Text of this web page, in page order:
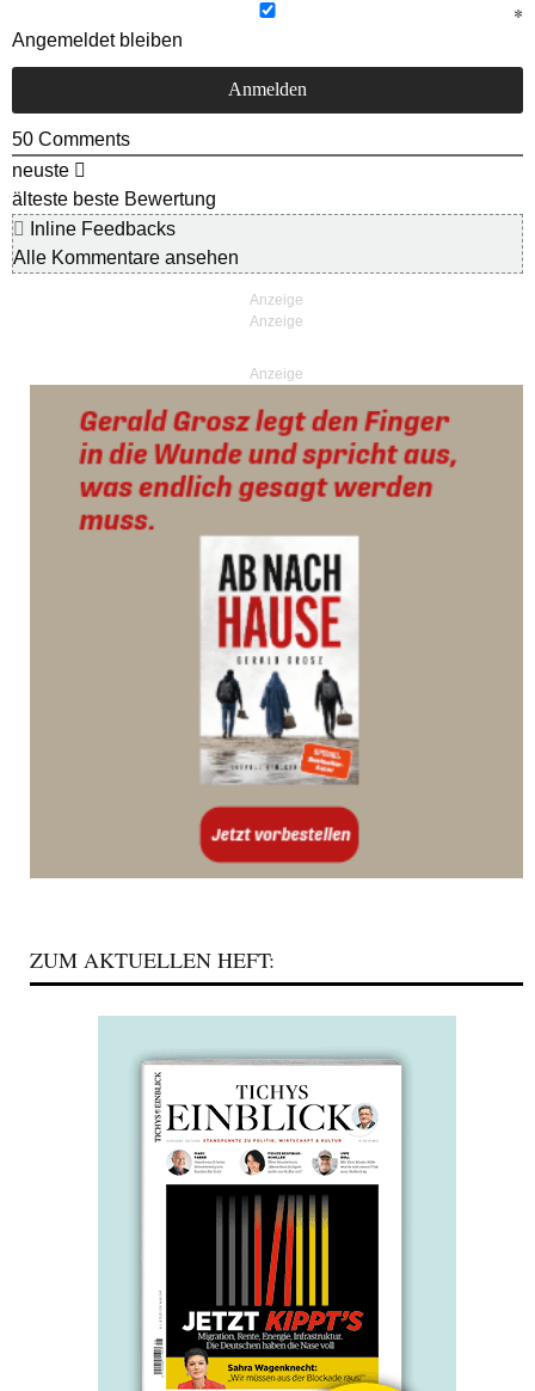
Angemeldet bleiben
50 Comments
neuste
älteste beste Bewertung
Inline Feedbacks
Alle Kommentare ansehen
Anzeige
ZUM AKTUELLEN HEFT: